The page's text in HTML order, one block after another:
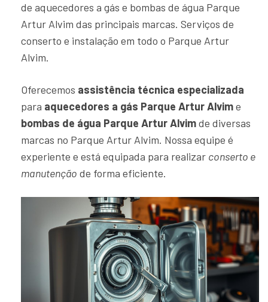
de aquecedores a gás e bombas de água Parque
Artur Alvim das principais marcas. Serviços de
conserto e instalação em todo o Parque Artur
Alvim.
Oferecemos assistência técnica especializada
para aquecedores a gás Parque Artur Alvime
bombas de água Parque Artur Alvimde diversas
marcas no Parque Artur Alvim. Nossa equipe é
experiente e está equipada para realizar conserto e
manutenção de forma eficiente.